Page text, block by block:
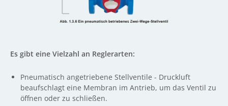
Es gibt eine Vielzahl an Reglerarten:
Pneumatisch angetriebene Stellventile - Druckluft
beaufschlagt eine Membran im Antrieb, um das Ventil zu
öffnen oder zu schließen.